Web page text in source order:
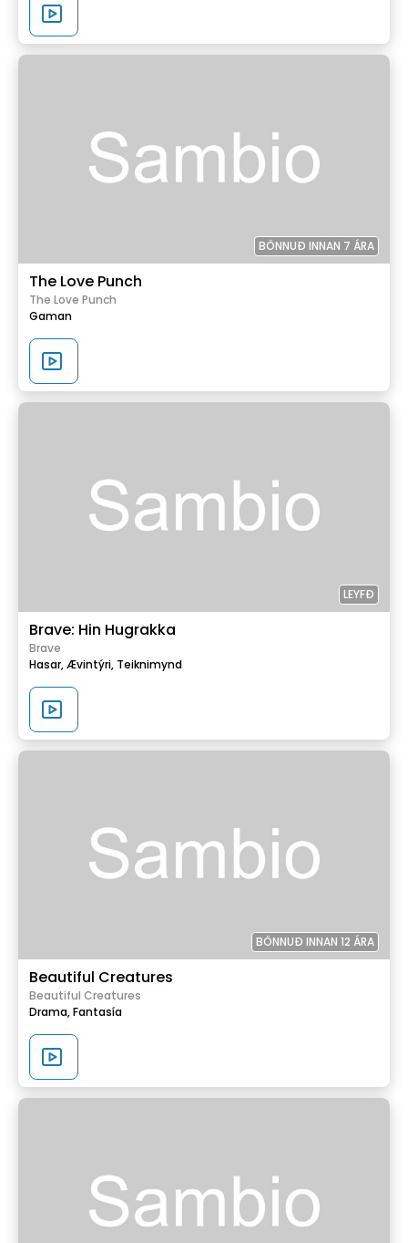
BÖNNUÐ INNAN 7 ÁRA
The Love Punch
The Love Punch
Gaman
LEYFÐ
Brave: Hin Hugrakka
Brave
Hasar,Ævintýri, Teiknimynd
BÖNNUÐ INNAN 12 ÁRA
Beautiful Creatures
Beautiful Creatures
Drama,Fantasía